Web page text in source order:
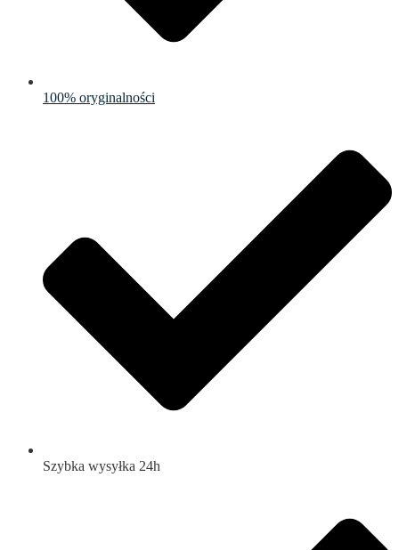
100% oryginalności
Szybka wysyłka 24h